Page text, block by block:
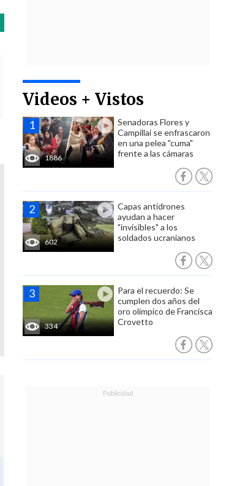
Videos + Vistos
1886
Senadoras Flores y
Campillai se enfrascaron
en una pelea "cuma"
frente a las cámaras
602
Capas antidrones
ayudan a hacer
"invisibles" a los
soldados ucranianos
334
Para el recuerdo: Se
cumplen dos años del
oro olímpico de Francisca
Crovetto